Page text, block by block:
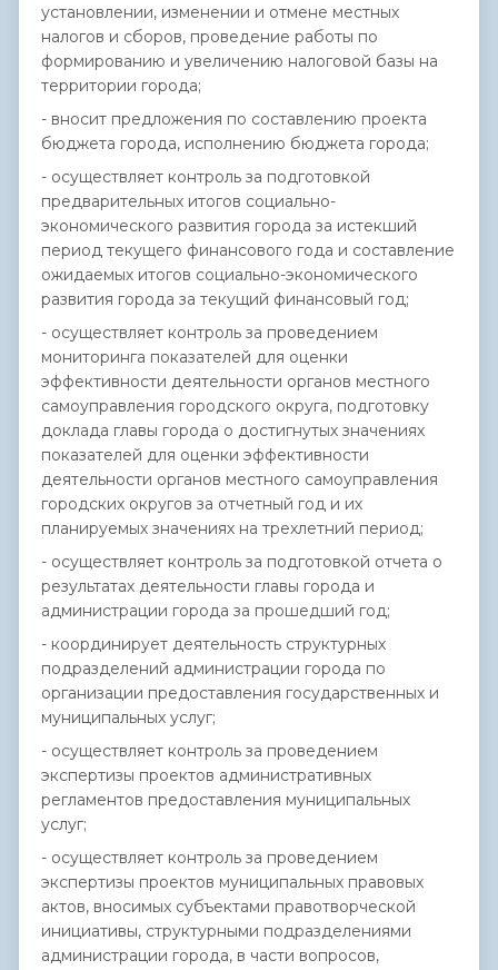
установлении, изменении и отмене местных
налогов и сборов, проведение работы по
формированию и увеличению налоговой базы на
территории города;
- вносит предложения по составлению проекта
бюджета города, исполнению бюджета города;
- осуществляет контроль за подготовкой
предварительных итогов социально-
экономического развития города за истекший
период текущего финансового года и составление
ожидаемых итогов социально-экономического
развития города за текущий финансовый год;
- осуществляет контроль за проведением
мониторинга показателей для оценки
эффективности деятельности органов местного
самоуправления городского округа, подготовку
доклада главы города о достигнутых значениях
показателей для оценки эффективности
деятельности органов местного самоуправления
городских округов за отчетный год и их
планируемых значениях на трехлетний период;
- осуществляет контроль за подготовкой отчета о
результатах деятельности главы города и
администрации города за прошедший год;
- координирует деятельность структурных
подразделений администрации города по
организации предоставления государственных и
муниципальных услуг;
- осуществляет контроль за проведением
экспертизы проектов административных
регламентов предоставления муниципальных
услуг;
- осуществляет контроль за проведением
экспертизы проектов муниципальных правовых
актов, вносимых субъектами правотворческой
инициативы, структурными подразделениями
администрации города, в части вопросов,